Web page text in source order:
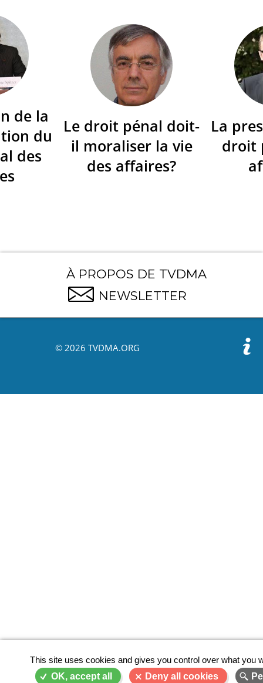
de la
du
des
Le droit pénal doit-
il moraliser la vie
des affaires?
La
droit
À PROPOS DE TVDMA
NEWSLETTER
© 2026 TVDMA.ORG
This site uses cookies and gives you control over what you
OK, accept all
Deny all cookies